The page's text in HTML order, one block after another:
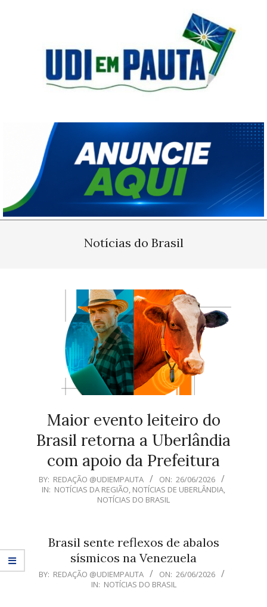
Pauta
Notícias do Brasil
Maior evento leiteiro do
Brasil retorna a Uberlândia
com apoio da Prefeitura
2026-
06-
BY: REDAÇÃO @UDIEMPAUTA ON: 26/06/2026
IN: NOTÍCIAS DA REGIÃO, NOTÍCIAS DE UBERLÂNDIA,
NOTÍCIAS DO BRASIL
Brasil sente reflexos de abalos
sísmicos na Venezuela
2026-
BY: REDAÇÃO @UDIEMPAUTA ON: 26/06/2026
IN: NOTÍCIAS DO BRASIL